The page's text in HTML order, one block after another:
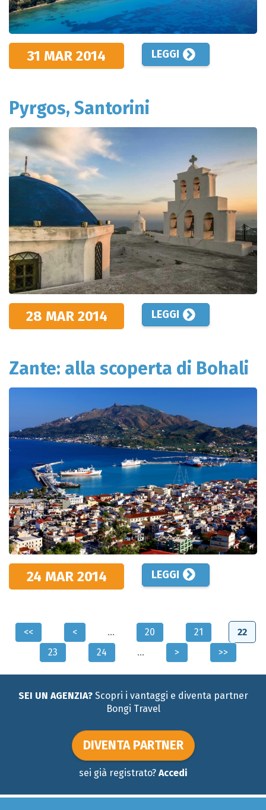
31 MAR 2014 LEGGI
Pyrgos, Santorini
28 MAR 2014 LEGGI
Zante: alla scoperta di Bohali
24 MAR 2014 LEGGI
Pagine
<< < … 20 21
22
23
24 … > >>
SEI UN AGENZIA?Scopri i vantaggi e diventa partner
Bongi Travel
DIVENTA PARTNER
sei già registrato? Accedi